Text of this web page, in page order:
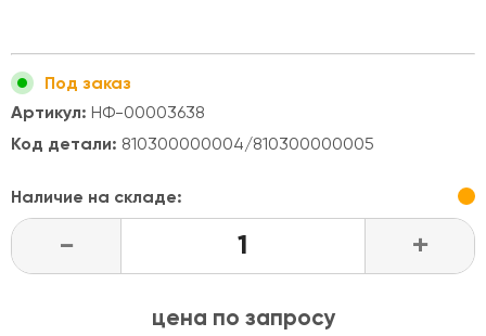
Под заказ
Артикул: НФ-00003638
Код детали: 810300000004/810300000005
Наличие на складе:
- +
цена по запросу